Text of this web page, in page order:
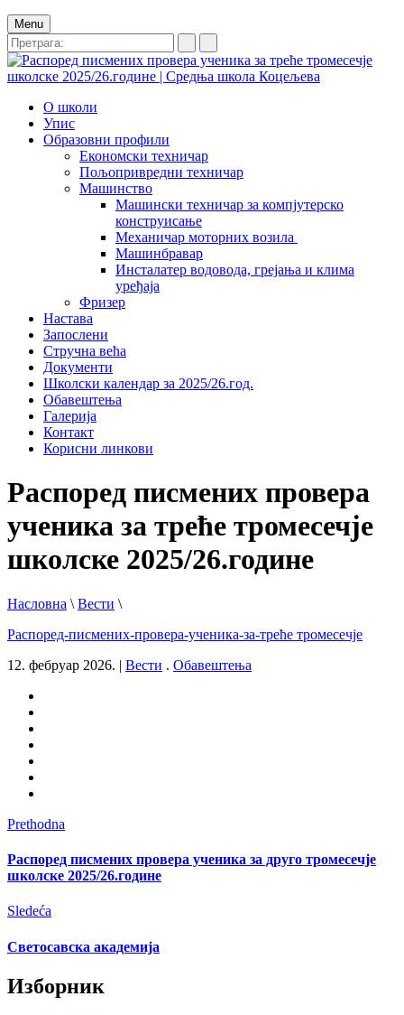
Menu
О школи
Упис
Образовни профили
Економски техничар
Пољопривредни техничар
Машинство
Машински техничар за компјутерско
конструисање
Механичар моторних возила
Машинбравар
Инсталатер водовода, грејања и клима
уређаја
Фризер
Настава
Запослени
Стручна већа
Документи
Школски календар за 2025/26.год.
Обавештења
Галерија
Контакт
Корисни линкови
Распоред писмених провера
ученика за треће тромесечје
школске 2025/26.године
Насловна \ Вести \
Распоред-писмених-провера-ученика-за-треће тромесечје
12. фебруар 2026. | Вести . Обавештења
Prethodna
Распоред писмених провера ученика за друго тромесечје
школске 2025/26.године
Sledeća
Светосавска академија
Изборник